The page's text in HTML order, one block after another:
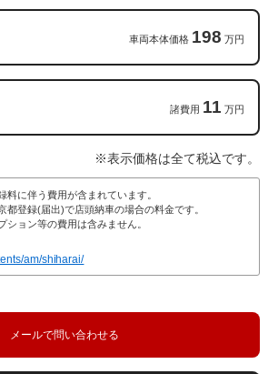
車両本体価格 198 万円
諸費用 11 万円
※表示価格は全て税込です。
料に伴う費用が含まれています。
都登録(届出)で店頭納車の場合の料金です。
ション等の費用は含みません。
am/shiharai/